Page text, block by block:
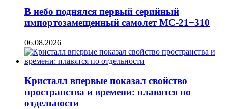
В небо поднялся первый серийный
импортозамещенный самолет МС-21−310
06.08.2026
Кристалл впервые показал свойство
пространства и времени: плавятся по
отдельности